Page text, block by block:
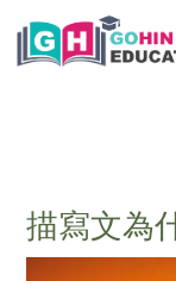
Skip
描寫文為